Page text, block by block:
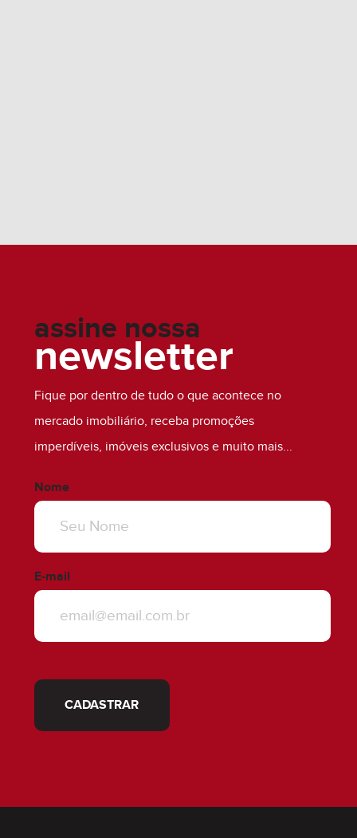
assine nossa
newsletter
Fique por dentro de tudo o que acontece no
mercado imobiliário, receba promoções
imperdíveis, imóveis exclusivos e muito mais...
Nome
E-mail
CADASTRAR